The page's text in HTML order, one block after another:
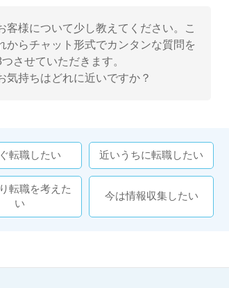
客様について少し教えてください。こ
からチャット形式でカンタンな質問を
させていただきます。
気持ちはどれに近いですか？
転職したい 近いうちに転職したい
転職を考えた
い
今は情報収集したい